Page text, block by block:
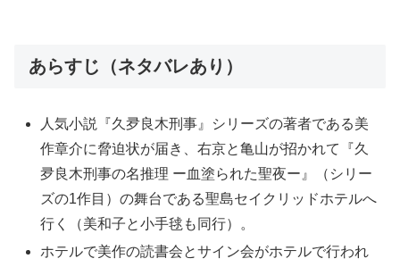
あらすじ（ネタバレあり）
人気小説『久夛良木刑事』シリーズの著者である美
作章介に脅迫状が届き、右京と亀山が招かれて『久
夛良木刑事の名推理 ー血塗られた聖夜ー』（シリー
ズの1作目）の舞台である聖島セイクリッドホテルへ
行く（美和子と小手毬も同行）。
ホテルで美作の読書会とサイン会がホテルで行われ